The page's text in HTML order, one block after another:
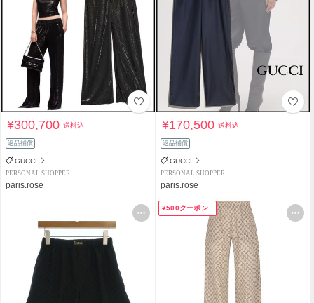
¥300,700送料込
返品補償
GUCCI
PERSONAL SHOPPER
paris.rose
¥170,500送料込
返品補償
GUCCI
PERSONAL SHOPPER
paris.rose
¥500クーポン